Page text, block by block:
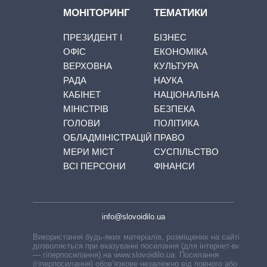
МОНІТОРИНГ
ПРЕЗИДЕНТ І
ОФІС
ВЕРХОВНА
РАДА
КАБІНЕТ
МІНІСТРІВ
ГОЛОВИ
ОБЛАДМІНІСТРАЦІЙ
МЕРИ МІСТ
ВСІ ПЕРСОНИ
ТЕМАТИКИ
БІЗНЕС
ЕКОНОМІКА
КУЛЬТУРА
НАУКА
НАЦІОНАЛЬНА
БЕЗПЕКА
ПОЛІТИКА
ПРАВО
СУСПІЛЬСТВО
ФІНАНСИ
info@slovoidilo.ua
Використання будь-яких матеріалів, розміщених на сайті,
дозволяється при вказуванні посилання (для інтернет-видань
— гіперпосилання) на www.slovoidilo.ua. Посилання
(гіперпосилання) обов’язкове незалежно від повного або